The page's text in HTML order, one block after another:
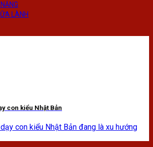
LÀNH
con kiểu Nhật Bản
con kiểu Nhật Bản đang là xu hướng